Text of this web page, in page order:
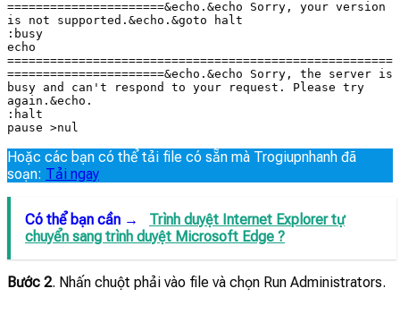
======================&echo.&echo Sorry, your version
is not supported.&echo.&goto halt
:busy
echo
======================================================
======================&echo.&echo Sorry, the server is
busy and can't respond to your request. Please try
again.&echo.
:halt
pause >nul
Hoặc các bạn có thể tải file có sẵn mà Trogiupnhanh đã
soạn: Tải ngay
Có thể bạn cần →
Trình duyệt Internet Explorer tự
chuyển sang trình duyệt Microsoft Edge ?
Bước 2. Nhấn chuột phải vào file và chọn Run Administrators.